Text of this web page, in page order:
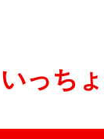
いっち